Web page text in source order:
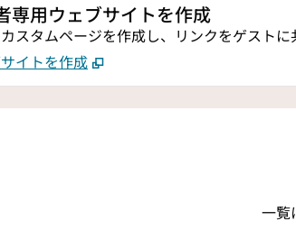
専用ウェブサイトを作成
スタムページを作成し、リンクをゲスト
イトを作成
一覧